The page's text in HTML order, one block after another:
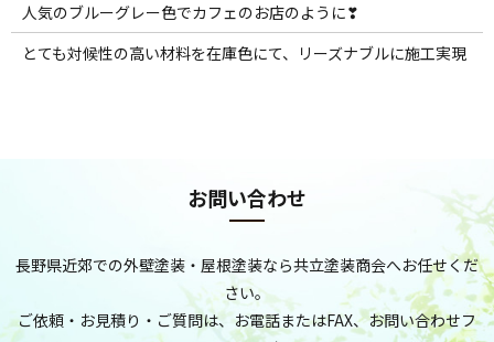
人気のブルーグレー色でカフェのお店のように❣
とても対候性の高い材料を在庫色にて、リーズナブルに施工実現
お問い合わせ
長野県近郊での外壁塗装・屋根塗装なら共立塗装商会へお任せくだ
さい。
ご依頼・お見積り・ご質問は、お電話またはFAX、お問い合わせフ